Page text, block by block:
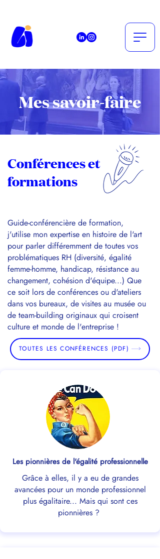
Mes savoir-faire
Conférences et
formations
Guide-conférencière de formation,
j'utilise mon expertise en histoire de l'art
pour parler différemment de toutes vos
problématiques RH (diversité, égalité
femme-homme, handicap, résistance au
changement, cohésion d'équipe...) Que
ce soit lors de conférences ou d'ateliers
dans vos bureaux, de visites au musée ou
de team-building originaux qui croisent
culture et monde de l'entreprise !
TOUTES LES CONFÉRENCES (PDF)
Les pionnières de l'égalité professionnelle
Grâce à elles, il y a eu de grandes
avancées pour un monde professionnel
plus égalitaire... Mais qui sont ces
pionnières ?